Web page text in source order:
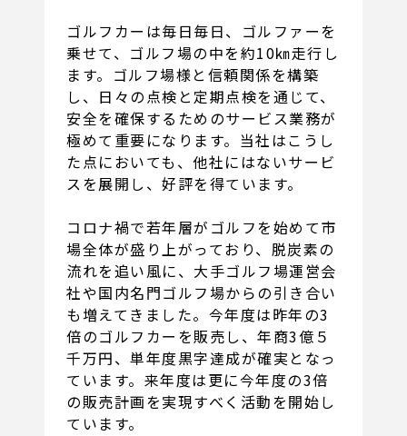
ゴルフカーは毎日毎日、ゴルファーを
乗せて、ゴルフ場の中を約10㎞走行し
ます。ゴルフ場様と信頼関係を構築
し、日々の点検と定期点検を通じて、
安全を確保するためのサービス業務が
極めて重要になります。当社はこうし
た点においても、他社にはないサービ
スを展開し、好評を得ています。
コロナ禍で若年層がゴルフを始めて市
場全体が盛り上がっており、脱炭素の
流れを追い風に、大手ゴルフ場運営会
社や国内名門ゴルフ場からの引き合い
も増えてきました。今年度は昨年の3
倍のゴルフカーを販売し、年商3億５
千万円、単年度黒字達成が確実となっ
ています。来年度は更に今年度の3倍
の販売計画を実現すべく活動を開始し
ています。